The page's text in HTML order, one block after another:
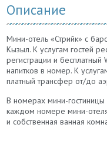
Описание
Мини-отель «Стрийк» с
Кызыл. К услугам гостей
регистрации и бесплатный
напитков в номер. К
платный трансфер от/до
В номерах мини-
каждом номере мини-
и собственная ванная